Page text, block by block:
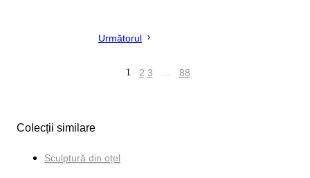
Următorul
1 2 3 … 88
Colecții similare
Sculptură din oțel